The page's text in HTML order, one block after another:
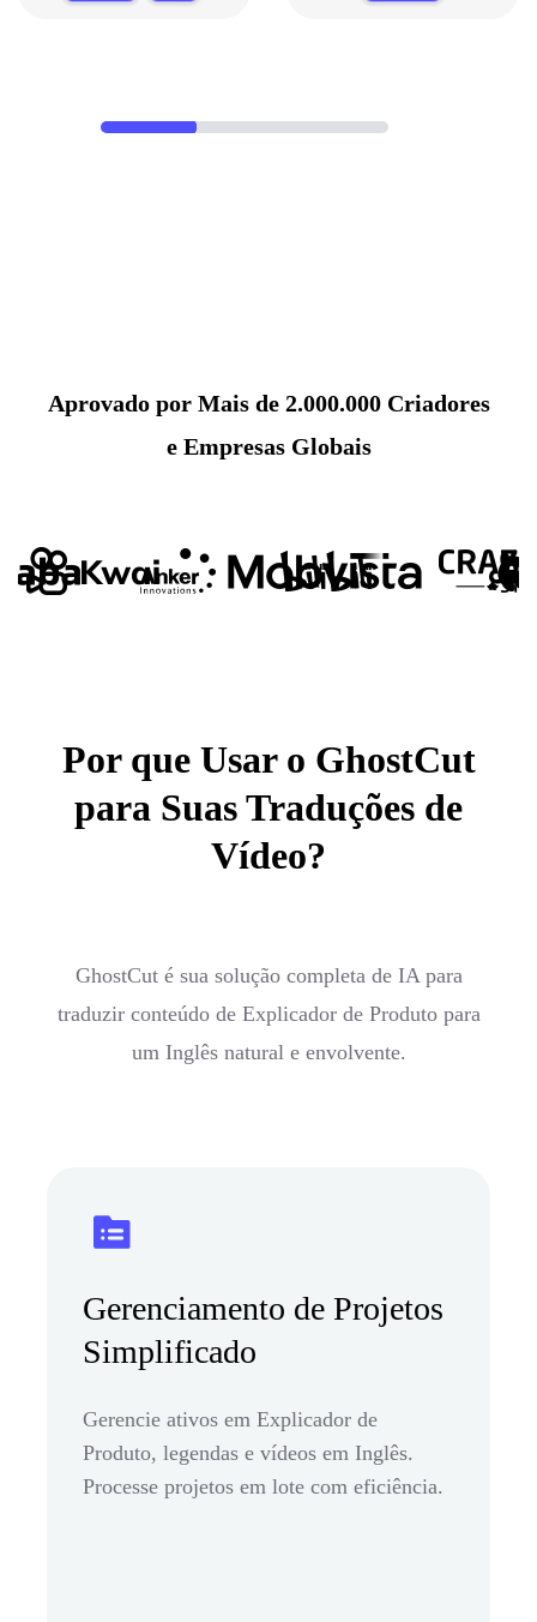
Aprovado por Mais de 2.000.000 Criadores
e Empresas Globais
Por que Usar o GhostCut
para Suas Traduções de
Vídeo?
GhostCut é sua solução completa de IA para
traduzir conteúdo de Explicador de Produto para
um Inglês natural e envolvente.
Gerenciamento de Projetos
Simplificado
Gerencie ativos em Explicador de
Produto, legendas e vídeos em Inglês.
Processe projetos em lote com eficiência.